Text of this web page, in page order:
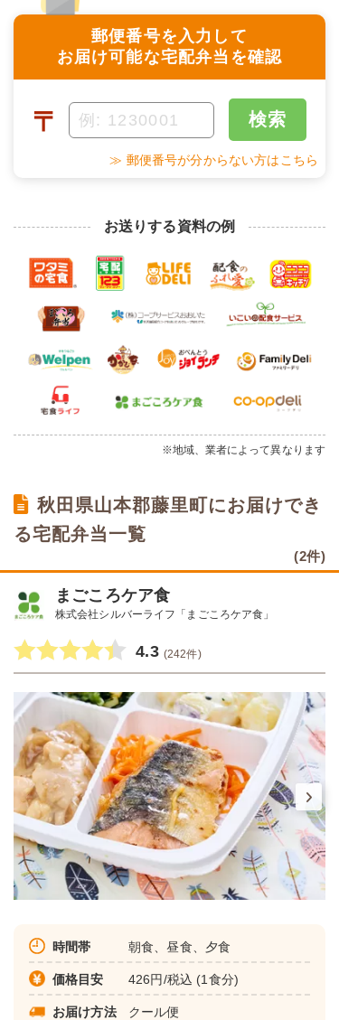
郵便番号を入力して
お届け可能な宅配弁当を確認
〒 検索
≫ 郵便番号が分からない方はこちら
お送りする資料の例
※地域、業者によって異なります
秋田県山本郡藤里町にお届けでき
る宅配弁当一覧
(2件)
まごころケア食
株式会社シルバーライフ「まごころケア食」
4.3 (242件)
時間帯 朝食、昼食、夕食
価格目安 426円/税込 (1食分)
お届け方法 クール便